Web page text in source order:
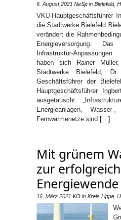
6. August 2021 NeSp in Bielefeld,
VKU-Hauptgeschäftsführer
die Stadtwerke Bielefeld
verändert die
Energieversorgung.
Infrastruktur-
haben sich Rainer
Stadtwerke Bielefeld, Dr.
Geschäftsführer der
Hauptgeschäftsführer
ausgetauscht.
Energieanlagen,
Fernwärmenetze sind […]
Mit grünem
zur
Energiewende
16. März 2021 KO in Kreis Lippe